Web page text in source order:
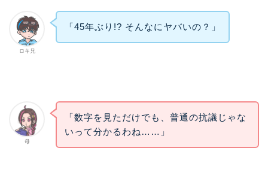
ロキ兄
「45年ぶり!? そんなにヤバいの？」
母
「数字を見ただけでも、普通の抗議じゃな
いって分かるわね……」